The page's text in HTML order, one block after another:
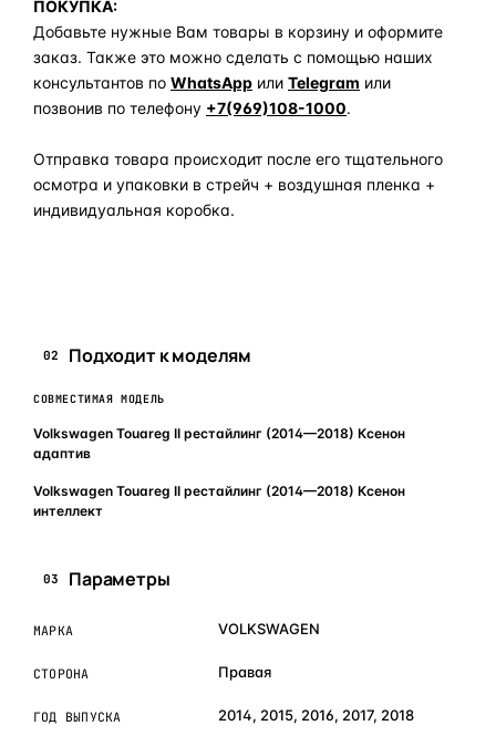
ПОКУПКА:
Добавьте нужные Вам товары в корзину и оформите
заказ. Также это можно сделать с помощью наших
консультантов по WhatsApp или Telegram или
позвонив по телефону +7(969)108-1000.
Отправка товара происходит после его тщательного
осмотра и упаковки в стрейч + воздушная пленка +
индивидуальная коробка.
02 Подходит к моделям
СОВМЕСТИМАЯ МОДЕЛЬ
Volkswagen Touareg II рестайлинг (2014—2018) Ксенон
адаптив
Volkswagen Touareg II рестайлинг (2014—2018) Ксенон
интеллект
03 Параметры
МАРКА VOLKSWAGEN
СТОРОНА Правая
ГОД ВЫПУСКА 2014, 2015, 2016, 2017, 2018